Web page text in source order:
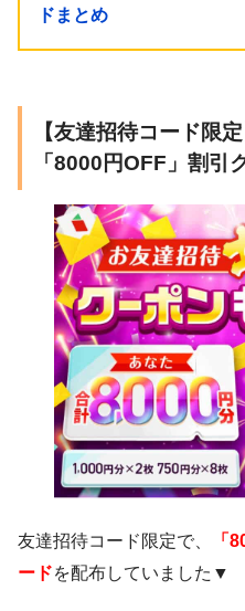
ドまとめ
【友達招待コード限
「8000円OFF」割引
友達招待コード限定で、
「
ードを配布していました▼